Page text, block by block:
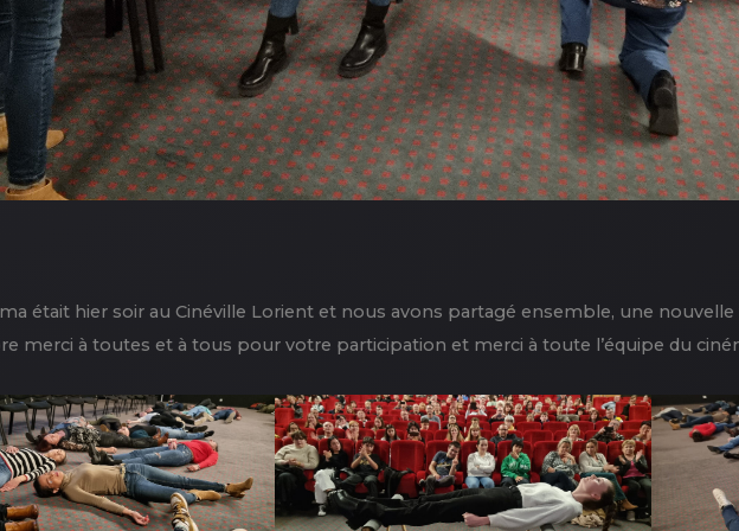
était hier soir au Cinéville Lorient et nous avons partagé ensemble, une
merci à toutes et à tous pour votre participation et merci à toute l’équipe du